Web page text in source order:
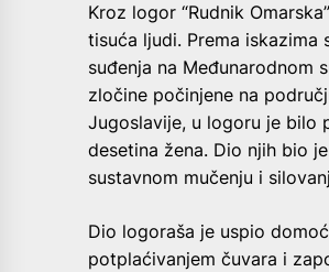
Kroz logor “Rudnik
tisuća ljudi. Prema iskazima
suđenja na Međunarodnom
zločine počinjene na
Jugoslavije, u logoru je bilo
desetina žena. Dio njih bio
sustavnom mučenju i
Dio logoraša je uspio
potplaćivanjem čuvara i